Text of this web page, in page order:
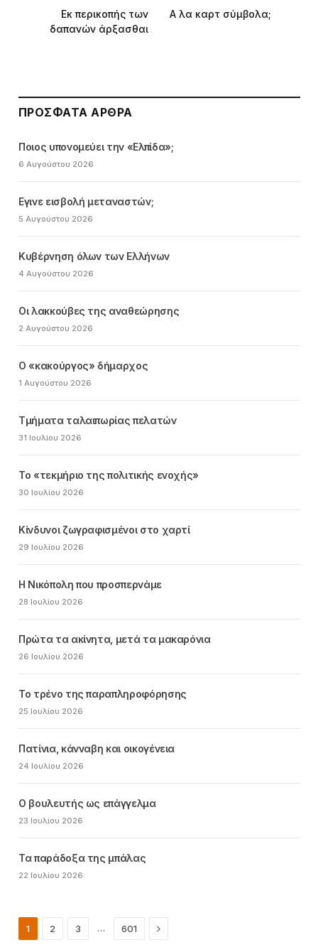
Εκ περικοπής των
δαπανών άρξασθαι
Α λα καρτ σύμβολα;
ΠΡΌΣΦΑΤΑ ΆΡΘΡΑ
Ποιος υπονομεύει την «Ελπίδα»;
6 Αυγούστου 2026
Εγινε εισβολή μεταναστών;
5 Αυγούστου 2026
Κυβέρνηση όλων των Ελλήνων
4 Αυγούστου 2026
Οι λακκούβες της αναθεώρησης
2 Αυγούστου 2026
Ο «κακούργος» δήμαρχος
1 Αυγούστου 2026
Τμήματα ταλαιπωρίας πελατών
31 Ιουλίου 2026
Το «τεκμήριο της πολιτικής ενοχής»
30 Ιουλίου 2026
Κίνδυνοι ζωγραφισμένοι στο χαρτί
29 Ιουλίου 2026
Η Νικόπολη που προσπερνάμε
28 Ιουλίου 2026
Πρώτα τα ακίνητα, μετά τα μακαρόνια
26 Ιουλίου 2026
Το τρένο της παραπληροφόρησης
25 Ιουλίου 2026
Πατίνια, κάνναβη και οικογένεια
24 Ιουλίου 2026
Ο βουλευτής ως επάγγελμα
23 Ιουλίου 2026
Τα παράδοξα της μπάλας
22 Ιουλίου 2026
1 2 3 … 601 Next